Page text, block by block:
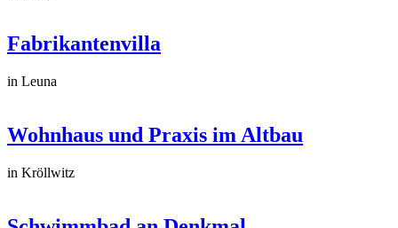
Fabrikantenvilla
in Leuna
Wohnhaus und Praxis im Altbau
in Kröllwitz